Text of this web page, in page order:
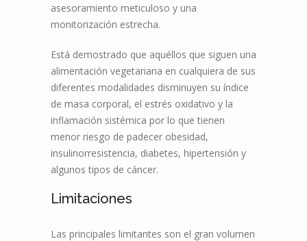
asesoramiento meticuloso y una
monitorización estrecha.
Está demostrado que aquéllos que siguen una
alimentación vegetariana en cualquiera de sus
diferentes modalidades disminuyen su índice
de masa corporal, el estrés oxidativo y la
inflamación sistémica por lo que tienen
menor riesgo de padecer obesidad,
insulinorresistencia, diabetes, hipertensión y
algunos tipos de cáncer.
Limitaciones
Las principales limitantes son el gran volumen